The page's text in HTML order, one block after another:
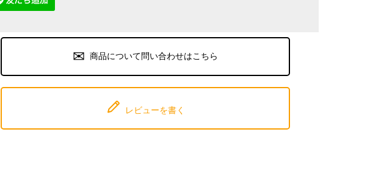
商品について問い合わせはこちら
レビューを書く